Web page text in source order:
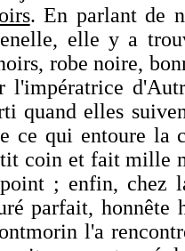
. En parlant de
elle y a
robe noire,
l'impératrice
quand elles
ce qui entoure la
coin et fait mille
; enfin, chez
parfait, honnête
l'a